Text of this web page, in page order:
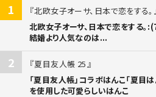
1
北欧女子オーサ、日本で恋をする。
北欧女子オーサ、日本で恋をする。
結婚より人気なのは...
2
夏目友人帳 25
「夏目友人帳」コラボはんこ「夏目
を使用した可愛らしいはんこ